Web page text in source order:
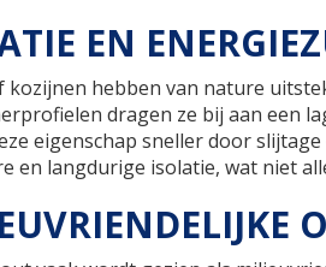
EN
kozijnen hebben van nature
dragen ze bij aan een
eigenschap sneller door
en langdurige isolatie, wat niet